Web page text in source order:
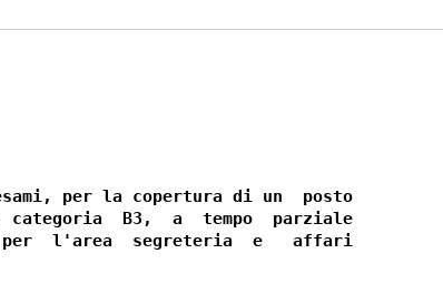
per la copertura di un  posto
categoria  B3,  a  tempo  parziale
l'area  segreteria  e   affari